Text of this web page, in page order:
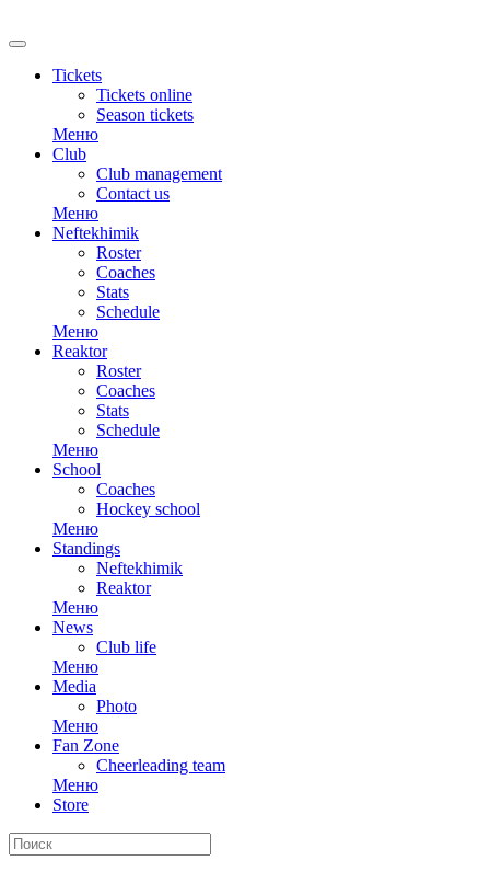
Tickets
Tickets online
Season tickets
Меню
Club
Club management
Contact us
Меню
Neftekhimik
Roster
Coaches
Stats
Schedule
Меню
Reaktor
Roster
Coaches
Stats
Schedule
Меню
School
Coaches
Hockey school
Меню
Standings
Neftekhimik
Reaktor
Меню
News
Club life
Меню
Media
Photo
Меню
Fan Zone
Cheerleading team
Меню
Store